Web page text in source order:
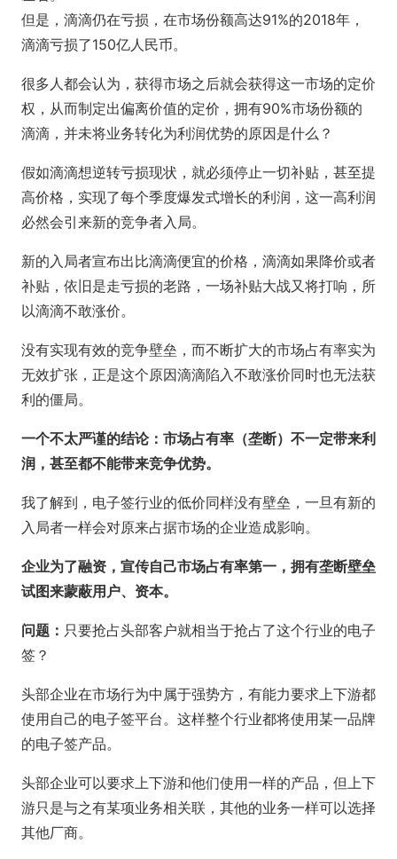
但是，滴滴仍在亏损，在市场份额高达91%的2018年，
滴滴亏损了150亿人民币。
很多人都会认为，获得市场之后就会获得这一市场的定价
权，从而制定出偏离价值的定价，拥有90%市场份额的
滴滴，并未将业务转化为利润优势的原因是什么？
假如滴滴想逆转亏损现状，就必须停止一切补贴，甚至提
高价格，实现了每个季度爆发式增长的利润，这一高利润
必然会引来新的竞争者入局。
新的入局者宣布出比滴滴便宜的价格，滴滴如果降价或者
补贴，依旧是走亏损的老路，一场补贴大战又将打响，所
以滴滴不敢涨价。
没有实现有效的竞争壁垒，而不断扩大的市场占有率实为
无效扩张，正是这个原因滴滴陷入不敢涨价同时也无法获
利的僵局。
一个不太严谨的结论：市场占有率（垄断）不一定带来利
润，甚至都不能带来竞争优势。
我了解到，电子签行业的低价同样没有壁垒，一旦有新的
入局者一样会对原来占据市场的企业造成影响。
企业为了融资，宣传自己市场占有率第一，拥有垄断壁垒
试图来蒙蔽用户、资本。
问题： 只要抢占头部客户就相当于抢占了这个行业的电子
签？
头部企业在市场行为中属于强势方，有能力要求上下游都
使用自己的电子签平台。这样整个行业都将使用某一品牌
的电子签产品。
头部企业可以要求上下游和他们使用一样的产品，但上下
游只是与之有某项业务相关联，其他的业务一样可以选择
其他厂商。